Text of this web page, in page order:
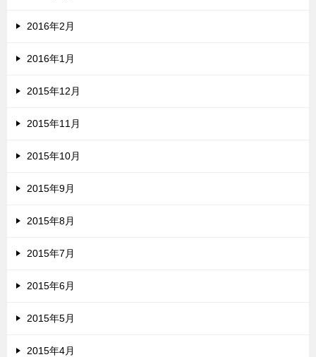
2016年2月
2016年1月
2015年12月
2015年11月
2015年10月
2015年9月
2015年8月
2015年7月
2015年6月
2015年5月
2015年4月